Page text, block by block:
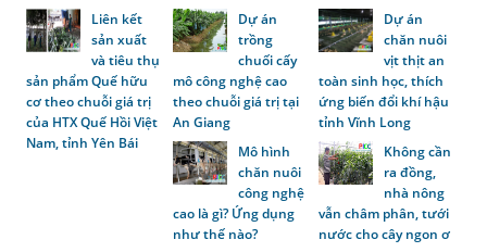
Liên kết
sản xuất
và tiêu thụ
sản phẩm Quế hữu
cơ theo chuỗi giá trị
của HTX Quế Hồi Việt
Nam, tỉnh Yên Bái
Dự án
trồng
chuối cấy
mô công nghệ cao
theo chuỗi giá trị tại
An Giang
Dự án
chăn nuôi
vịt thịt an
toàn sinh học, thích
ứng biến đổi khí hậu
tỉnh Vĩnh Long
Mô hình
chăn nuôi
công nghệ
cao là gì? Ứng dụng
như thế nào?
Không cần
ra đồng,
nhà nông
vẫn châm phân, tưới
nước cho cây ngon ơ